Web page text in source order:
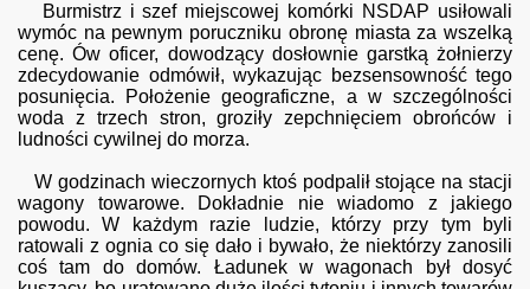
Burmistrz i szef miejscowej komórki NSDAP usiłowali
wymóc na pewnym poruczniku obronę miasta za wszelką
cenę. Ów oficer, dowodzący dosłownie garstką żołnierzy
zdecydowanie odmówił, wykazując bezsensowność tego
posunięcia. Położenie geograficzne, a w szczególności
woda z trzech stron, groziły zepchnięciem obrońców i
ludności cywilnej do morza.
W godzinach wieczornych ktoś podpalił stojące na stacji
wagony towarowe. Dokładnie nie wiadomo z jakiego
powodu. W każdym razie ludzie, którzy przy tym byli
ratowali z ognia co się dało i bywało, że niektórzy zanosili
coś tam do domów. Ładunek w wagonach był dosyć